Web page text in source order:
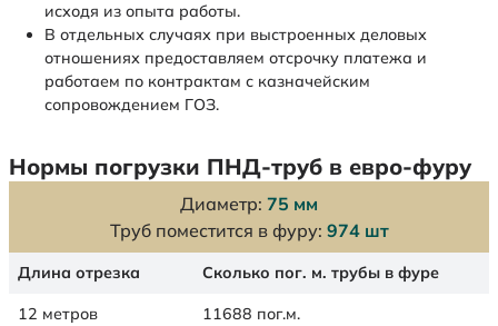
исходя из опыта работы.
В отдельных случаях при выстроенных деловых
отношениях предоставляем отсрочку платежа и
работаем по контрактам с казначейским
сопровождением ГОЗ.
Нормы погрузки ПНД-труб в евро-фуру
Диаметр: 75 мм
Труб поместится в фуру: 974 шт
Длина отрезка Сколько пог. м. трубы в фуре
12 метров 11688 пог.м.